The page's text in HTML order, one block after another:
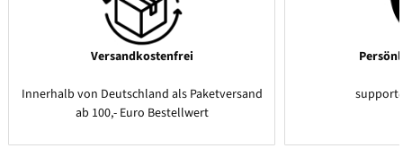
Versandkostenfrei
Innerhalb von Deutschland als Paketversand
ab 100,- Euro Bestellwert